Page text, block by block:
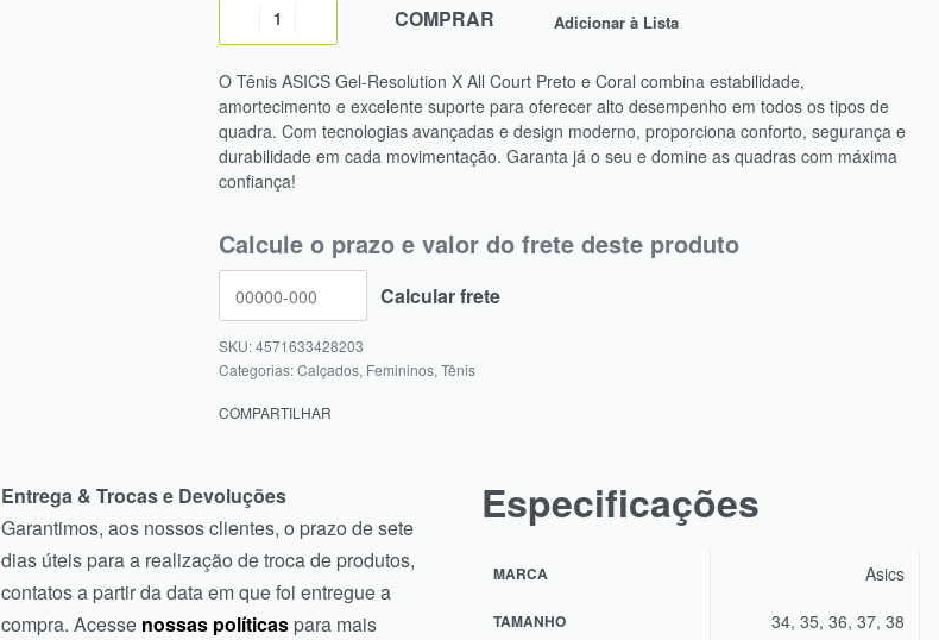
COMPRAR Adicionar à Lista
O Tênis ASICS Gel-Resolution X All Court Preto e Coral combina estabilidade,
amortecimento e excelente suporte para oferecer alto desempenho em todos os tipos de
quadra. Com tecnologias avançadas e design moderno, proporciona conforto, segurança e
durabilidade em cada movimentação. Garanta já o seu e domine as quadras com máxima
confiança!
Calcule o prazo e valor do frete deste produto
4571633428203
Categorias:Calçados, Femininos, Tênis
COMPARTILHAR
Entrega & Trocas e Devoluções
Garantimos, aos nossos clientes, o prazo de sete
dias úteis para a realização de troca de produtos,
contatos a partir da data em que foi entregue a
compra. Acesse nossas políticaspara mais
Especificações
MARCA Asics
TAMANHO 34, 35, 36, 37, 38